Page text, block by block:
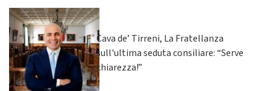
Cava de’ Tirreni, La Fratellanza
sull'ultima seduta consiliare: “Serve
chiarezza!”